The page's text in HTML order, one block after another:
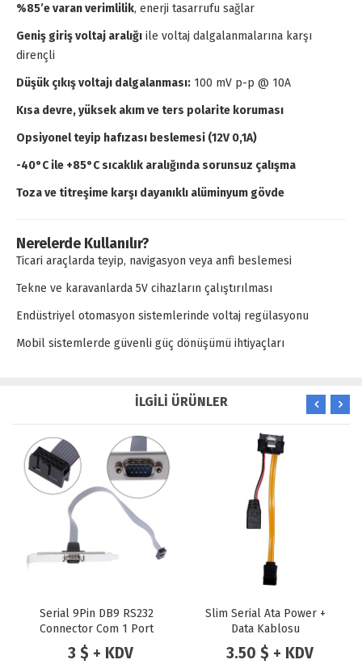
%85’e varan verimlilik, enerji tasarrufu sağlar
Geniş giriş voltaj aralığı ile voltaj dalgalanmalarına karşı
dirençli
Düşük çıkış voltajı dalgalanması: 100 mV p-p @ 10A
Kısa devre, yüksek akım ve ters polarite koruması
Opsiyonel teyip hafızası beslemesi (12V 0,1A)
-40°C ile +85°C sıcaklık aralığında sorunsuz çalışma
Toza ve titreşime karşı dayanıklı alüminyum gövde
Nerelerde Kullanılır?
Ticari araçlarda teyip, navigasyon veya anfi beslemesi
Tekne ve karavanlarda 5V cihazların çalıştırılması
Endüstriyel otomasyon sistemlerinde voltaj regülasyonu
Mobil sistemlerde güvenli güç dönüşümü ihtiyaçları
İLGİLİ ÜRÜNLER
Slim Serial Ata Power +
Data Kablosu
3.50 $ + KDV
Ninova NV-A800 RS-485
Full Duplex Board RJ-11
5 $ + KDV